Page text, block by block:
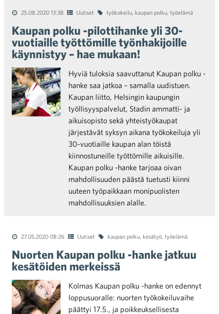
25.08.2020 13:38 Uutiset työkokeilu, kaupan polku, työelämä
Kaupan polku -pilottihanke yli 30-
vuotiaille työttömille työnhakijoille
käynnistyy – hae mukaan!
Hyviä tuloksia saavuttanut Kaupan polku -
hanke saa jatkoa – samalla uudistuen.
Kaupan liitto, Helsingin kaupungin
työllisyyspalvelut, Stadin ammatti- ja
aikuisopisto sekä yhteistyökaupat
järjestävät syksyn aikana työkokeiluja yli
30-vuotiaille kaupan alan töistä
kiinnostuneille työttömille aikuisille.
Kaupan polku -hanke tarjoaa oivan
mahdollisuuden päästä tuetusti kiinni
uuteen työpaikkaan monipuolisten
mahdollisuuksien alalle.
27.05.2020 08:26 Uutiset kaupan polku, kesätyö, työelämä
Nuorten Kaupan polku -hanke jatkuu
kesätöiden merkeissä
Kolmas Kaupan polku -hanke on edennyt
loppusuoralle: nuorten työkokeiluvaihe
päättyi 17.5., ja poikkeuksellisesta